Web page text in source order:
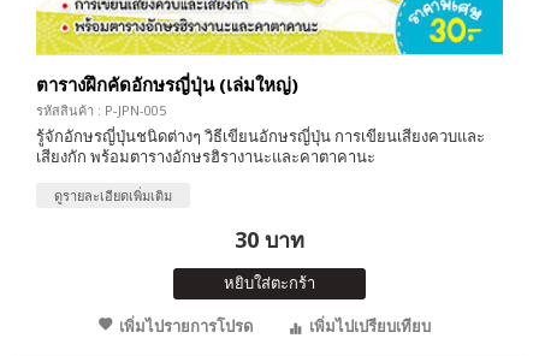
ตารางฝึกคัดอักษรญี่ปุ่น (เล่มใหญ่)
รหัสสินค้า : P-JPN-005
รู้จักอักษรญี่ปุ่นชนิดต่างๆ วิธีเขียนอักษรญี่ปุ่น การเขียนเสียงควบและ
เสียงกัก พร้อมตารางอักษรฮิรางานะและคาตาคานะ
ดูรายละเอียดเพิ่มเติม
30 บาท
หยิบใส่ตะกร้า
เพิ่มไปรายการโปรด
เพิ่มไปเปรียบเทียบ